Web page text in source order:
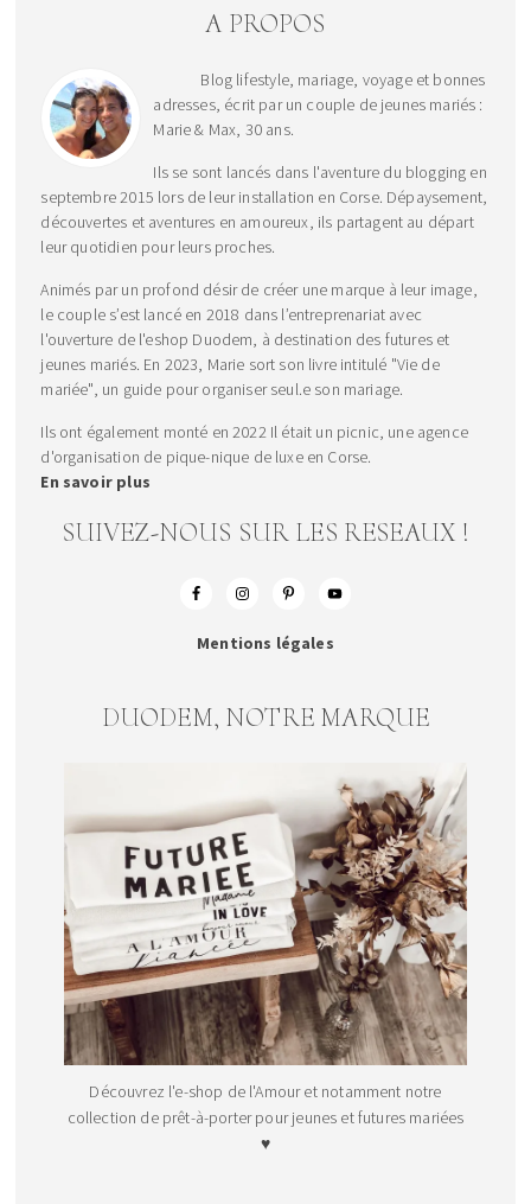
A PROPOS
Blog lifestyle, mariage, voyage et bonnes
adresses, écrit par un couple de jeunes mariés :
Marie & Max, 30 ans.
Ils se sont lancés dans l'aventure du blogging en
septembre 2015 lors de leur installation en Corse. Dépaysement,
découvertes et aventures en amoureux, ils partagent au départ
leur quotidien pour leurs proches.
Animés par un profond désir de créer une marque à leur image,
le couple s’est lancé en 2018 dans l’entreprenariat avec
l'ouverture de l'eshop Duodem, à destination des futures et
jeunes mariés. En 2023, Marie sort son livre intitulé "Vie de
mariée", un guide pour organiser seul.e son mariage.
Ils ont également monté en 2022 Il était un picnic, une agence
d'organisation de pique-nique de luxe en Corse.
En savoir plus
SUIVEZ-NOUS SUR LES RESEAUX !
Mentions légales
DUODEM, NOTRE MARQUE
Découvrez l'e-shop de l'Amour et notamment notre
collection de prêt-à-porter pour jeunes et futures mariées
♥